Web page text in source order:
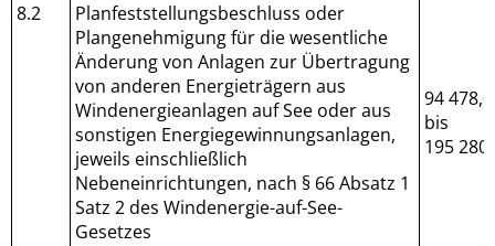
8.2
Planfeststellungsbeschluss oder
Plangenehmigung für die wesentliche
Änderung von Anlagen zur Übertragung
von anderen Energieträgern aus
Windenergieanlagen auf See oder aus
sonstigen Energiegewinnungsanlagen,
jeweils einschließlich
Nebeneinrichtungen, nach § 66 Absatz 1
Satz 2 des Windenergie-auf-See-
Gesetzes
94
bis
195